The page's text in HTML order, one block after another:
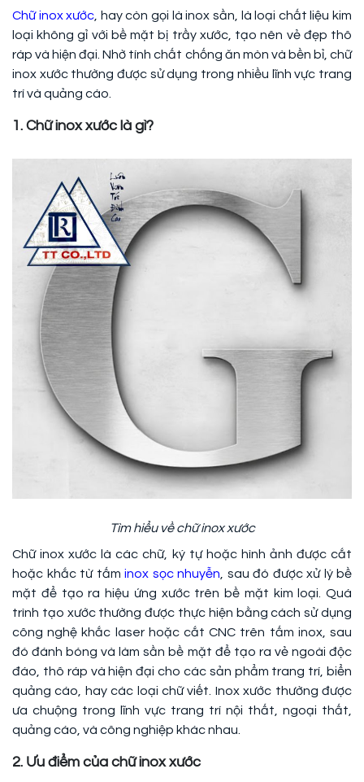
Chữ inox xước, hay còn gọi là inox sần, là loại chất liệu kim
loại không gỉ với bề mặt bị trầy xước, tạo nên vẻ đẹp thô
ráp và hiện đại. Nhờ tính chất chống ăn mòn và bền bỉ, chữ
inox xước thường được sử dụng trong nhiều lĩnh vực trang
trí và quảng cáo.
1. Chữ inox xước là gì?
Tìm hiểu về chữ inox xước
Chữ inox xước là các chữ, ký tự hoặc hình ảnh được cắt
hoặc khắc từ tấm inox sọc nhuyễn, sau đó được xử lý bề
mặt để tạo ra hiệu ứng xước trên bề mặt kim loại. Quá
trình tạo xước thường được thực hiện bằng cách sử dụng
công nghệ khắc laser hoặc cắt CNC trên tấm inox, sau
đó đánh bóng và làm sần bề mặt để tạo ra vẻ ngoài độc
đáo, thô ráp và hiện đại cho các sản phẩm trang trí, biển
quảng cáo, hay các loại chữ viết. Inox xước thường được
ưa chuộng trong lĩnh vực trang trí nội thất, ngoại thất,
quảng cáo, và công nghiệp khác nhau.
2. Ưu điểm của chữ inox xước